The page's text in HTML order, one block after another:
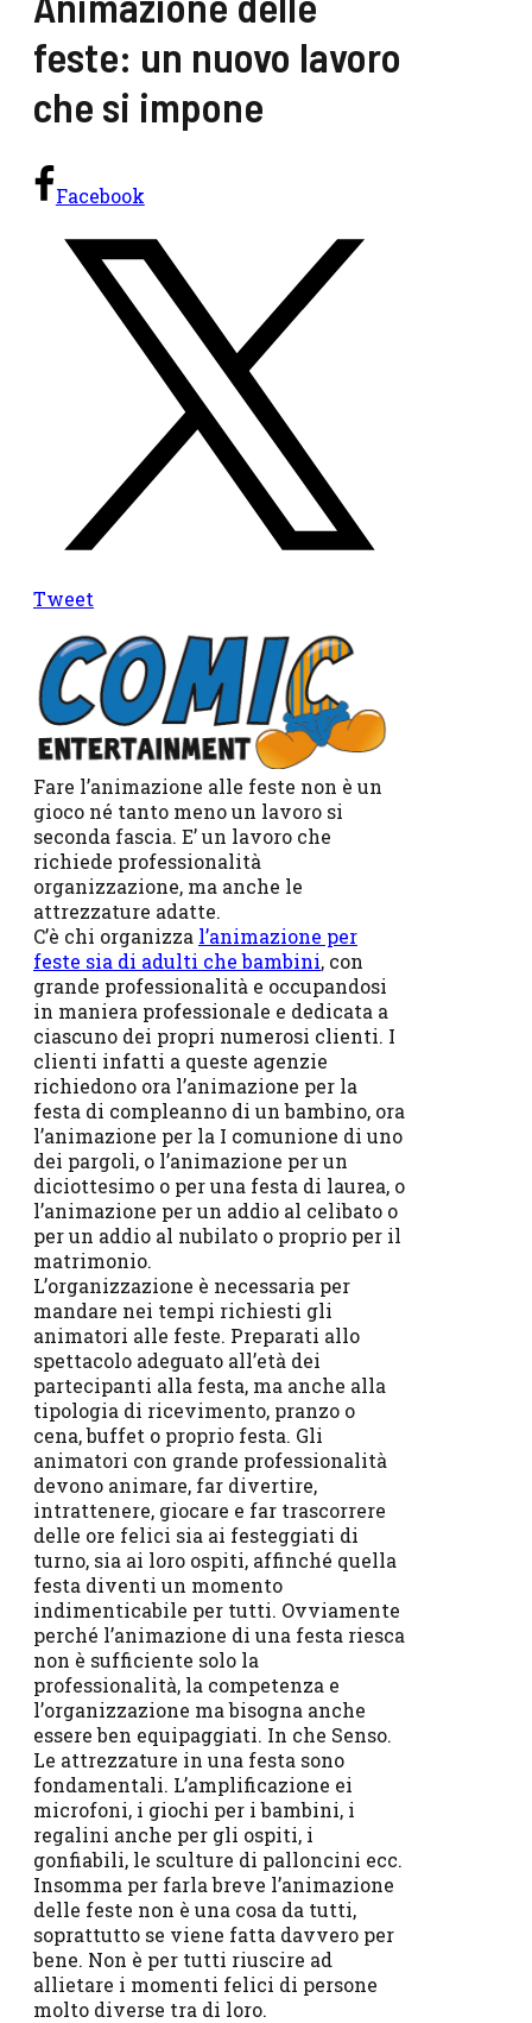
feste: un nuovo lavoro
che si impone
Facebook
Tweet
Fare l’animazione alle feste non è un
gioco né tanto meno un lavoro si
seconda fascia. E’ un lavoro che
richiede professionalità
organizzazione, ma anche le
attrezzature adatte.
C’è chi organizza l’animazione per
feste sia di adulti che bambini, con
grande professionalità e occupandosi
in maniera professionale e dedicata a
ciascuno dei propri numerosi clienti. I
clienti infatti a queste agenzie
richiedono ora l’animazione per la
festa di compleanno di un bambino, ora
l’animazione per la I comunione di uno
dei pargoli, o l’animazione per un
diciottesimo o per una festa di laurea, o
l’animazione per un addio al celibato o
per un addio al nubilato o proprio per il
matrimonio.
L’organizzazione è necessaria per
mandare nei tempi richiesti gli
animatori alle feste. Preparati allo
spettacolo adeguato all’età dei
partecipanti alla festa, ma anche alla
tipologia di ricevimento, pranzo o
cena, buffet o proprio festa. Gli
animatori con grande professionalità
devono animare, far divertire,
intrattenere, giocare e far trascorrere
delle ore felici sia ai festeggiati di
turno, sia ai loro ospiti, affinché quella
festa diventi un momento
indimenticabile per tutti. Ovviamente
perché l’animazione di una festa riesca
non è sufficiente solo la
professionalità, la competenza e
l’organizzazione ma bisogna anche
essere ben equipaggiati. In che Senso.
Le attrezzature in una festa sono
fondamentali. L’amplificazione ei
microfoni, i giochi per i bambini, i
regalini anche per gli ospiti, i
gonfiabili, le sculture di palloncini ecc.
Insomma per farla breve l’animazione
delle feste non è una cosa da tutti,
soprattutto se viene fatta davvero per
bene. Non è per tutti riuscire ad
allietare i momenti felici di persone
molto diverse tra di loro.